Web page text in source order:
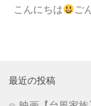
こんにちは ご
最近の投稿